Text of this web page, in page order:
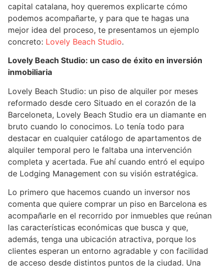
capital catalana, hoy queremos explicarte cómo
podemos acompañarte, y para que te hagas una
mejor idea del proceso, te presentamos un ejemplo
concreto: Lovely Beach Studio.
Lovely Beach Studio: un caso de éxito en inversión
inmobiliaria
Lovely Beach Studio: un piso de alquiler por meses
reformado desde cero Situado en el corazón de la
Barceloneta, Lovely Beach Studio era un diamante en
bruto cuando lo conocimos. Lo tenía todo para
destacar en cualquier catálogo de apartamentos de
alquiler temporal pero le faltaba una intervención
completa y acertada. Fue ahí cuando entró el equipo
de Lodging Management con su visión estratégica.
Lo primero que hacemos cuando un inversor nos
comenta que quiere comprar un piso en Barcelona es
acompañarle en el recorrido por inmuebles que reúnan
las características económicas que busca y que,
además, tenga una ubicación atractiva, porque los
clientes esperan un entorno agradable y con facilidad
de acceso desde distintos puntos de la ciudad. Una